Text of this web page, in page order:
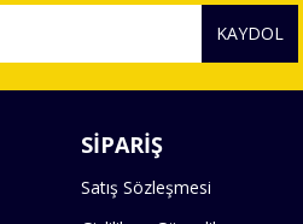
KAYDOL
SİPARİŞ
Satış Sözleşmesi